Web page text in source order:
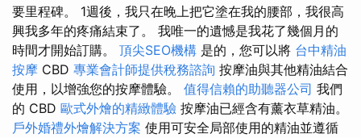
要里程碑。 1週後，我只在晚上把它塗在我的腰部，我很高
興我多年的疼痛結束了。 我唯一的遺憾是我花了幾個月的
時間才開始訂購。 頂尖SEO機構 是的，您可以將 台中精油
按摩 CBD 專業會計師提供稅務諮詢 按摩油與其他精油結合
使用，以增強您的按摩體驗。 值得信賴的助聽器公司 我們
的 CBD 歐式外燴的精緻體驗 按摩油已經含有薰衣草精油。
戶外婚禮外燴解決方案 使用可安全局部使用的精油並遵循